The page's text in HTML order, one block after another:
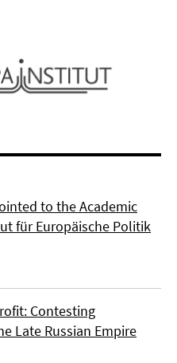
to the Academic
für Europäische Politik
Contesting
Late Russian Empire